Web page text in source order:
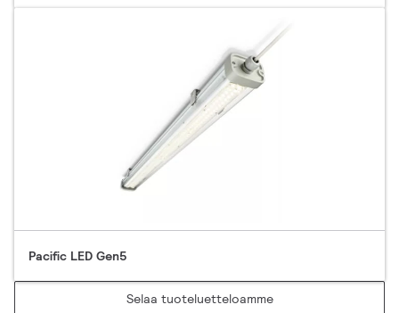
Pacific LED Gen5
Selaa tuoteluetteloamme